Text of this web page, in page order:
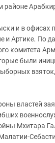
районе
и в офисах
и Артике. По
комитета
были
властей
Мхитара